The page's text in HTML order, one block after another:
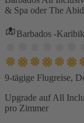
& Spa oder The
Barbados -
9-tägige Flugreise,
Upgrade auf All
pro Zimmer